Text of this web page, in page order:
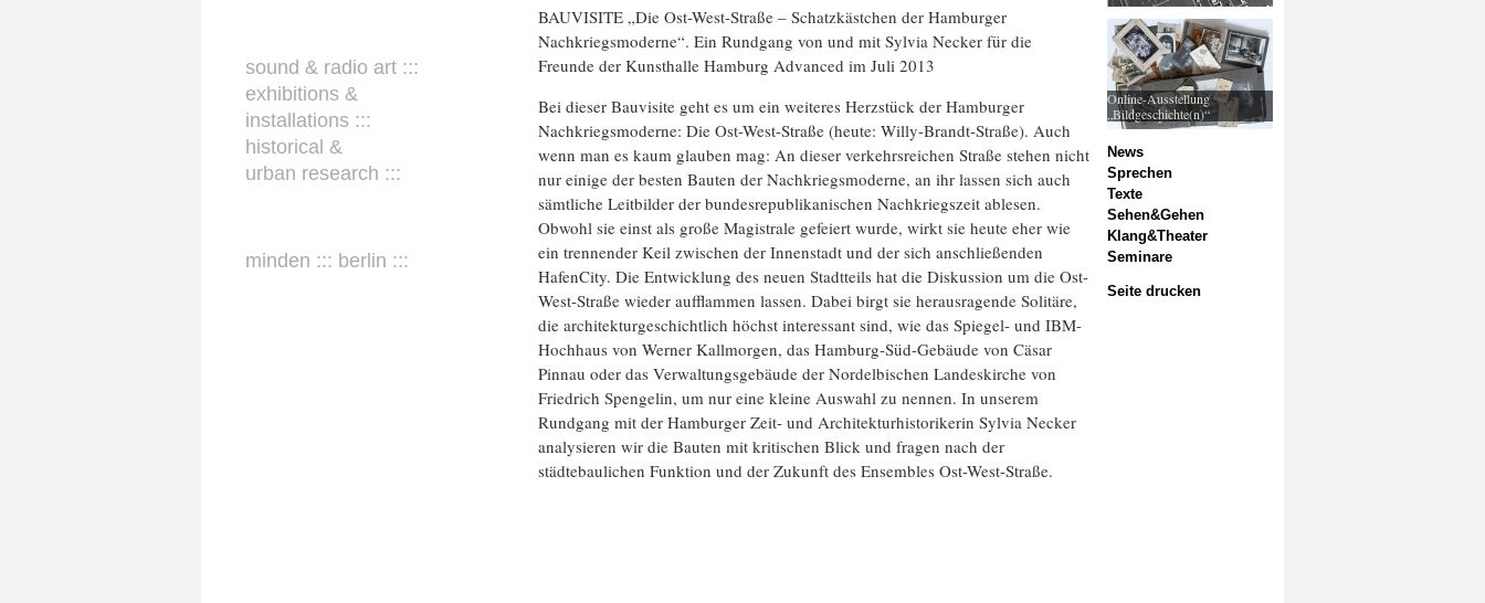
sound & radio art :::
exhibitions &
installations :::
historical &
urban research :::
minden ::: berlin :::
Online-Ausstellung
„Bildgeschichte(n)“
News
Sprechen
Texte
Sehen&Gehen
Klang&Theater
Seminare
Seite drucken
BAUVISITE „Die Ost-West-Straße – Schatzkästchen der Hamburger
Nachkriegsmoderne“. Ein Rundgang von und mit Sylvia Necker für die
Freunde der Kunsthalle Hamburg Advanced im Juli 2013
Bei dieser Bauvisite geht es um ein weiteres Herzstück der Hamburger
Nachkriegsmoderne: Die Ost-West-Straße (heute: Willy-Brandt-Straße). Auch
wenn man es kaum glauben mag: An dieser verkehrsreichen Straße stehen nicht
nur einige der besten Bauten der Nachkriegsmoderne, an ihr lassen sich auch
sämtliche Leitbilder der bundesrepublikanischen Nachkriegszeit ablesen.
Obwohl sie einst als große Magistrale gefeiert wurde, wirkt sie heute eher wie
ein trennender Keil zwischen der Innenstadt und der sich anschließenden
HafenCity. Die Entwicklung des neuen Stadtteils hat die Diskussion um die Ost-
West-Straße wieder aufflammen lassen. Dabei birgt sie herausragende Solitäre,
die architekturgeschichtlich höchst interessant sind, wie das Spiegel- und IBM-
Hochhaus von Werner Kallmorgen, das Hamburg-Süd-Gebäude von Cäsar
Pinnau oder das Verwaltungsgebäude der Nordelbischen Landeskirche von
Friedrich Spengelin, um nur eine kleine Auswahl zu nennen. In unserem
Rundgang mit der Hamburger Zeit- und Architekturhistorikerin Sylvia Necker
analysieren wir die Bauten mit kritischen Blick und fragen nach der
städtebaulichen Funktion und der Zukunft des Ensembles Ost-West-Straße.